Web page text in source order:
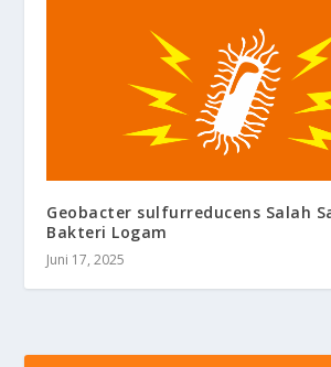
Geobacter sulfurreducens Salah
Bakteri Logam
Juni 17, 2025